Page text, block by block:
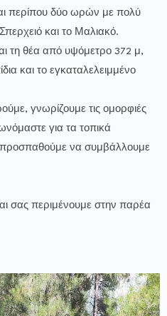
περίπου δύο ωρών με πολύ
και το Μαλιακό.
τη θέα από υψόμετρο 372 μ,
και το εγκαταλελειμμένο
γνωρίζουμε τις ομορφιές
για τα τοπικά
να συμβάλλουμε
σας περιμένουμε στην παρέα